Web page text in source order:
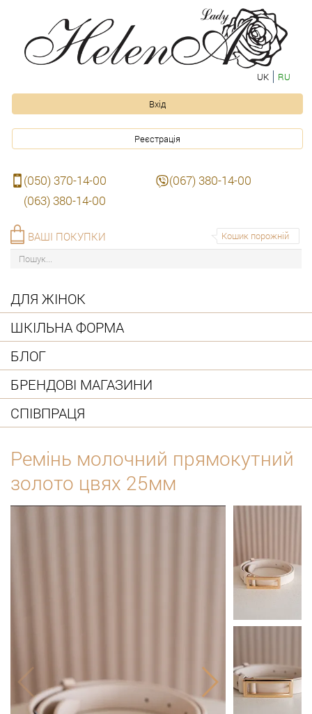
UK RU
Вхід
Реєстрація
(050) 370-14-00
(067) 380-14-00
(063) 380-14-00
Кошик порожній
ВАШІ ПОКУПКИ
ДЛЯ ЖІНОК
ШКІЛЬНА ФОРМА
БЛОГ
БРЕНДОВІ МАГАЗИНИ
СПІВПРАЦЯ
Ремінь молочний прямокутний
золото цвях 25мм